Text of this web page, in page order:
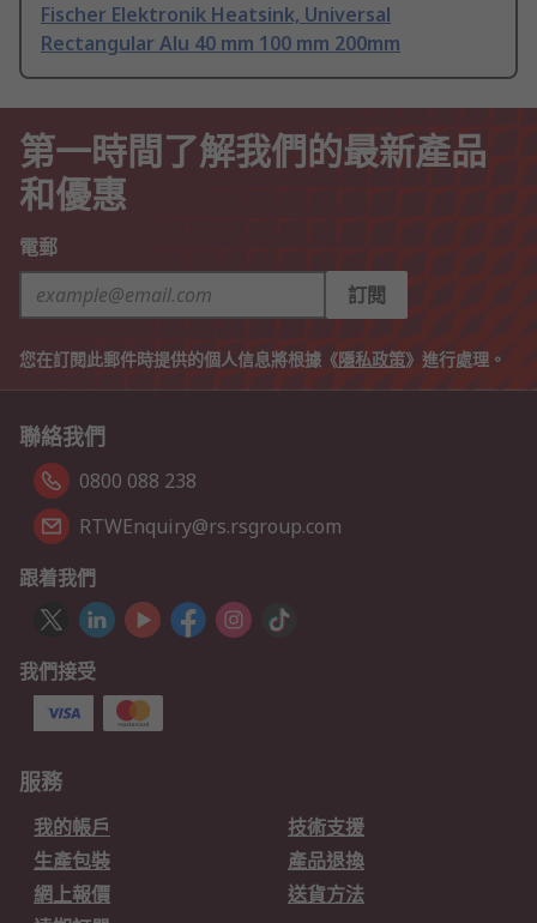
Fischer Elektronik Heatsink, Universal
Rectangular Alu 40 mm 100 mm 200mm
第一時間了解我們的最新產品
和優惠
電郵
訂閱
您在訂閱此郵件時提供的個人信息將根據《隱私政策》進行處理。
聯絡我們
0800 088 238
RTWEnquiry@rs.rsgroup.com
跟着我們
我們接受
服務
我的帳戶
技術支援
生產包裝
產品退換
網上報價
送貨方法